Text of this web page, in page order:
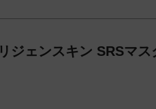
リジェンスキン SRSマ